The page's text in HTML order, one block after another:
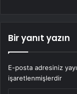
Bir yanıt yazın
E-posta adresiniz
işaretlenmişlerdir